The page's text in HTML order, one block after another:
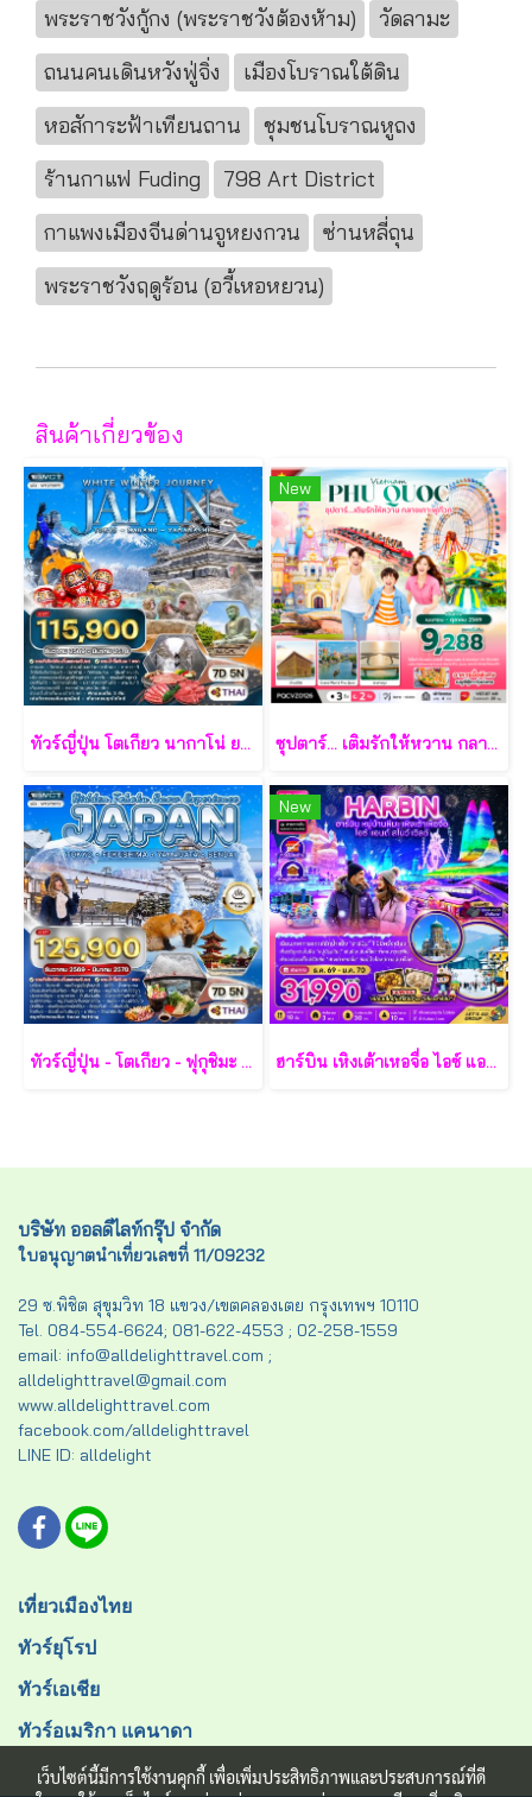
พระราชวังกู้กง (พระราชวังต้องห้าม)
วัดลามะ
ถนนคนเดินหวังฟู่จิ่ง
เมืองโบราณใต้ดิน
หอสัการะฟ้าเทียนถาน
ชุมชนโบราณหูถง
ร้านกาแฟ Fuding
798 Art District
กาแพงเมืองจีนด่านจูหยงกวน
ซ่านหลี่ถุน
พระราชวังฤดูร้อน (อวี้เหอหยวน)
สินค้าเกี่ยวข้อง
ทัวร์ญี่ปุ่น โตเกียว นากาโน่ ยามานาชิ 7 วัน - TG
New
ซุปตาร์... เติมรักให้หวาน กลางเกาะฟูก๊วก 3 วัน 2 คืน - VZ
ทัวร์ญี่ปุ่น - โตเกียว - ฟุกุชิมะ - ยามากะตะ - เซนได 7 วัน - TG
New
ฮาร์บิน เหิงเต้าเหอจื่อ ไอซ์ แอนด์ สโนว์ เวิล์ด 7 วัน 5 คืน-XJ
บริษัท ออลดีไลท์กรุ๊ป จำกัด
ใบอนุญาตนำเที่ยวเลขที่ 11/09232
29 ซ.พิชิต สุขุมวิท 18 แขวง/เขตคลองเตย กรุงเทพฯ 10110
Tel. 084-554-6624; 081-622-4553 ; 02-258-1559
email: info@alldelighttravel.com ;
alldelighttravel@gmail.com
www.alldelighttravel.com
facebook.com/alldelighttravel
LINE ID: alldelight
เที่ยวเมืองไทย
ทัวร์ยุโรป
ทัวร์เอเชีย
ทัวร์อเมริกา แคนาดา
เว็บไซต์นี้มีการใช้งานคุกกี้ เพื่อเพิ่มประสิทธิภาพและประสบการณ์ที่ดี